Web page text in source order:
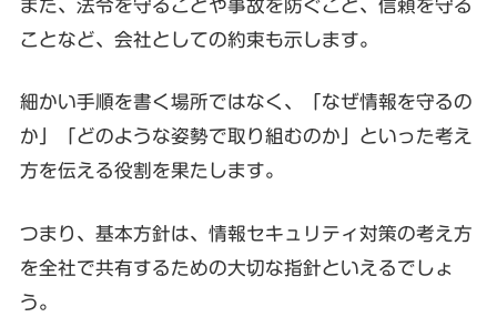
また、法令を守ることや事故を防ぐこと、信頼を守る
ことなど、会社としての約束も示します。
細かい手順を書く場所ではなく、「なぜ情報を守るの
か」「どのような姿勢で取り組むのか」といった考え
方を伝える役割を果たします。
つまり、基本方針は、情報セキュリティ対策の考え方
を全社で共有するための大切な指針といえるでしょ
う。